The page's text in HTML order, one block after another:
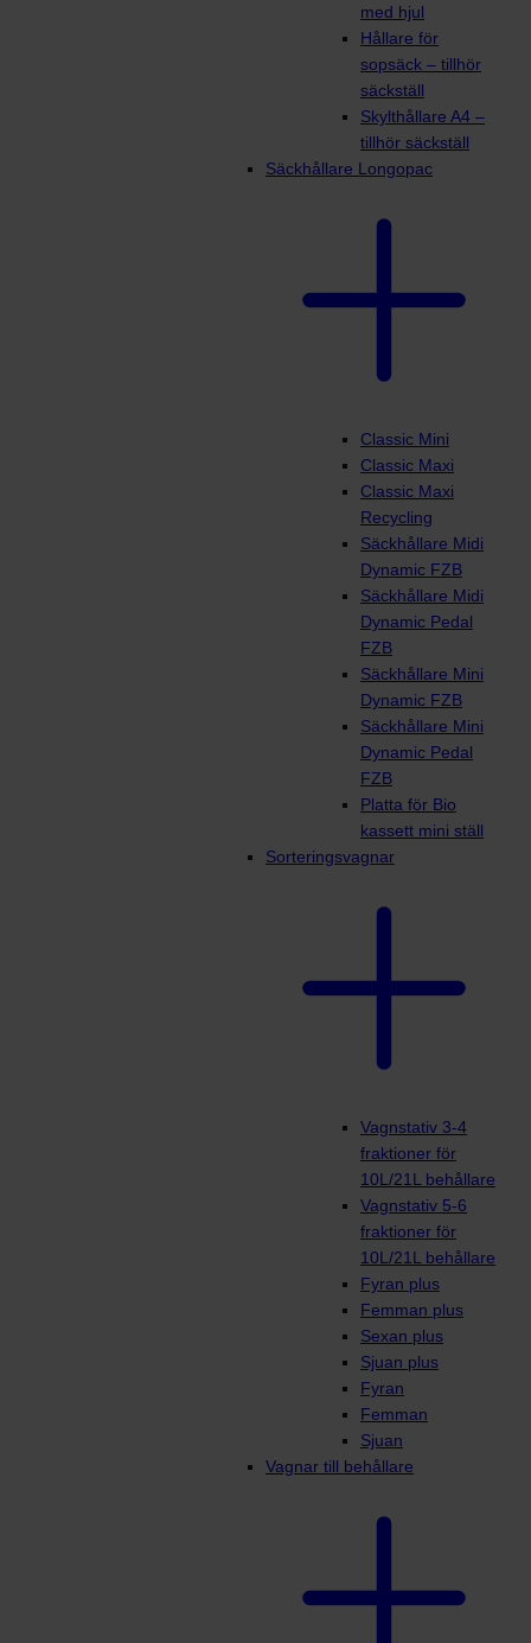
med hjul
Hållare för
sopsäck – tillhör
säckställ
Skylthållare A4 –
tillhör säckställ
Säckhållare Longopac
Classic Mini
Classic Maxi
Classic Maxi
Recycling
Säckhållare Midi
Dynamic FZB
Säckhållare Midi
Dynamic Pedal
FZB
Säckhållare Mini
Dynamic FZB
Säckhållare Mini
Dynamic Pedal
FZB
Platta för Bio
kassett mini ställ
Sorteringsvagnar
Vagnstativ 3-4
fraktioner för
10L/21L behållare
Vagnstativ 5-6
fraktioner för
10L/21L behållare
Fyran plus
Femman plus
Sexan plus
Sjuan plus
Fyran
Femman
Sjuan
Vagnar till behållare